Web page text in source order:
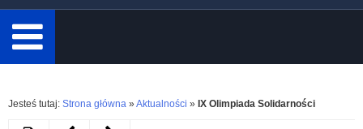
minimum
3
znaki.
Rozwiń
Jesteś tutaj: Strona główna » Aktualności » IX Olimpiada Solidarności